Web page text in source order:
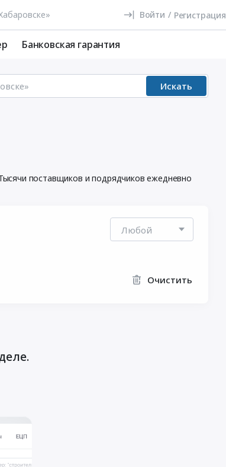
Войти / Регистрация
Банковская гарантия
Искать
поставщиков и подрядчиков ежедневно
Очистить